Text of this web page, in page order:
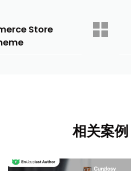
Store
相关案例
商业